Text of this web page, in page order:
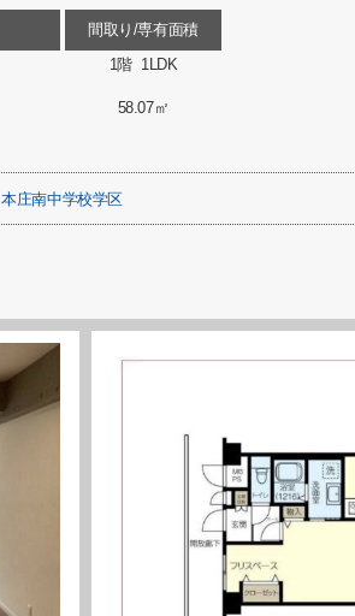
間取り/専有面積
1階 1LDK
58.07㎡
本庄南中学校学区